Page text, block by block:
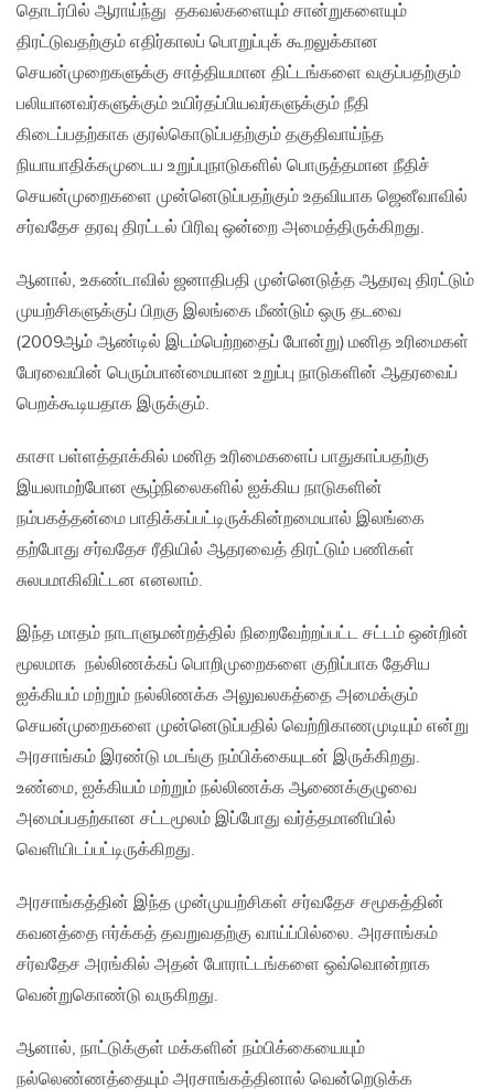
தொடர்பில் ஆராய்ந்து தகவல்களையும் சான்றுகளையும்
திரட்டுவதற்கும் எதிர்காலப் பொறுப்புக் கூறலுக்கான
செயன்முறைகளுக்கு சாத்தியமான திட்டங்களை வகுப்பதற்கும்
பலியானவர்களுக்கும் உயிர்தப்பியவர்களுக்கும் நீதி
கிடைப்பதற்காக குரல்கொடுப்பதற்கும் தகுதிவாய்ந்த
நியாயாதிக்கமுடைய உறுப்புநாடுகளில் பொருத்தமான நீதிச்
செயன்முறைகளை முன்னெடுப்பதற்கும் உதவியாக ஜெனீவாவில்
சர்வதேச தரவு திரட்டல் பிரிவு ஒன்றை அமைத்திருக்கிறது.
ஆனால், உகண்டாவில் ஜனாதிபதி முன்னெடுத்த ஆதரவு திரட்டும்
முயற்சிகளுக்குப் பிறகு இலங்கை மீண்டும் ஒரு தடவை
(2009ஆம் ஆண்டில் இடம்பெற்றதைப் போன்று) மனித உரிமைகள்
பேரவையின் பெரும்பான்மையான உறுப்பு நாடுகளின் ஆதரவைப்
பெறக்கூடியதாக இருக்கும்.
காசா பள்ளத்தாக்கில் மனித உரிமைகளைப் பாதுகாப்பதற்கு
இயலாமற்போன சூழ்நிலைகளில் ஐக்கிய நாடுகளின்
நம்பகத்தன்மை பாதிக்கப்பட்டிருக்கின்றமையால் இலங்கை
தற்போது சர்வதேச ரீதியில் ஆதரவைத் திரட்டும் பணிகள்
சுலபமாகிவிட்டன எனலாம்.
இந்த மாதம் நாடாளுமன்றத்தில் நிறைவேற்றப்பட்ட சட்டம் ஒன்றின்
மூலமாக நல்லிணக்கப் பொறிமுறைகளை குறிப்பாக தேசிய
ஐக்கியம் மற்றும் நல்லிணக்க அலுவலகத்தை அமைக்கும்
செயன்முறைகளை முன்னெடுப்பதில் வெற்றிகாணமுடியும் என்று
அரசாங்கம் இரண்டு மடங்கு நம்பிக்கையுடன் இருக்கிறது.
உண்மை, ஐக்கியம் மற்றும் நல்லிணக்க ஆணைக்குழுவை
அமைப்பதற்கான சட்டமூலம் இப்போது வர்த்தமானியில்
வெளியிடப்பட்டிருக்கிறது.
அரசாங்கத்தின் இந்த முன்முயற்சிகள் சர்வதேச சமூகத்தின்
கவனத்தை ஈர்க்கத் தவறுவதற்கு வாய்ப்பில்லை. அரசாங்கம்
சர்வதேச அரங்கில் அதன் போராட்டங்களை ஒவ்வொன்றாக
வென்றுகொண்டு வருகிறது.
ஆனால், நாட்டுக்குள் மக்களின் நம்பிக்கையையும்
நல்லெண்ணத்தையும் அரசாங்கத்தினால் வென்றெடுக்க